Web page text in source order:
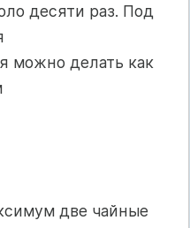
десяти раз. Под
можно делать как
две чайные